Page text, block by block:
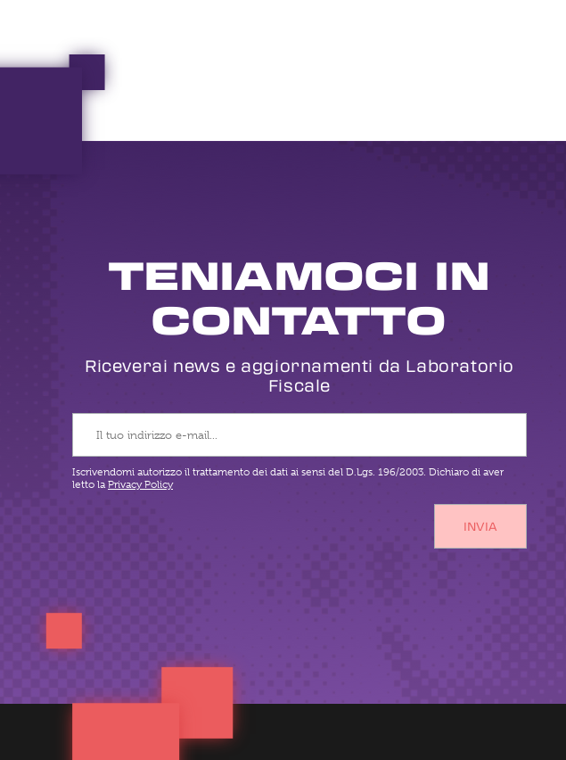
TENIAMOCI IN
CONTATTO
Riceverai news e aggiornamenti da Laboratorio
Fiscale
Iscrivendomi autorizzo il trattamento dei dati ai sensi del D.Lgs. 196/2003. Dichiaro di aver
letto la Privacy Policy